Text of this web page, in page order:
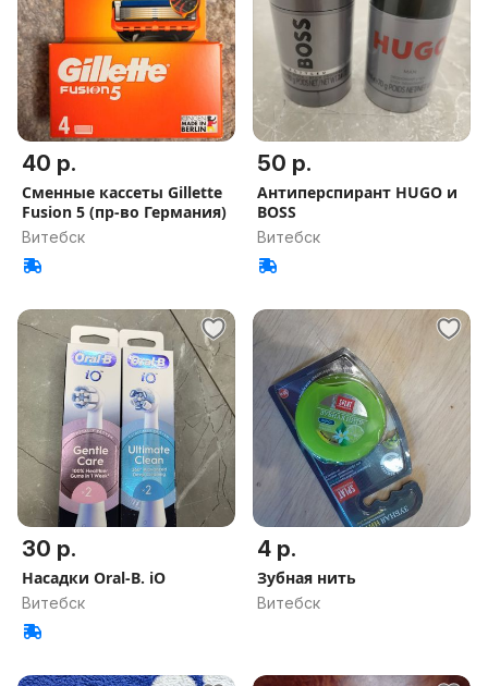
40 р.
Сменные кассеты Gillette
Fusion 5 (пр-во Германия)
Витебск
50 р.
Антиперспирант HUGO и
BOSS
Витебск
30 р.
Насадки Oral-B. iO
Витебск
4 р.
Зубная нить
Витебск